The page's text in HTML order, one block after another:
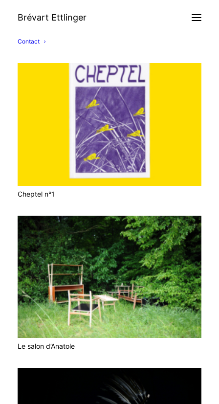
Brévart Ettlinger
Contact
Cheptel n°1
Le salon d’Anatole